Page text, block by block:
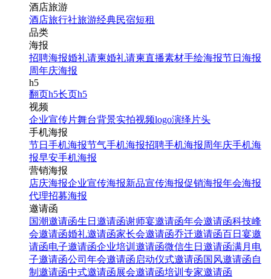
酒店旅游
酒店旅行社旅游经典民宿短租
品类
海报
招聘海报婚礼请柬婚礼请柬直播素材手绘海报节日海报
周年庆海报
h5
翻页h5长页h5
视频
企业宣传片舞台背景实拍视频logo演绎 片头
手机海报
节日手机海报节气手机海报招聘手机海报周年庆手机海
报早安手机海报
营销海报
店庆海报企业宣传海报新品宣传海报促销海报年会海报
代理招募海报
邀请函
国潮邀请函生日邀请函谢师宴邀请函年会邀请函科技峰
会邀请函婚礼邀请函家长会邀请函乔迁邀请函百日宴邀
请函电子邀请函企业培训邀请函微信生日邀请函满月电
子邀请函公司年会邀请函 启动仪式邀请函国风邀请函自
制邀请函中式邀请函展会邀请函培训专家邀请函